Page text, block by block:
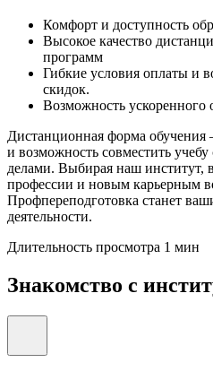
Комфорт и доступность
Высокое качество
программ
Гибкие условия оплаты и
скидок.
Возможность ускоренного
Дистанционная форма обучения
и возможность совместить
делами. Выбирая наш институт,
профессии и новым карьерным
Профпереподготовка станет
деятельности.
Длительность просмотра 1 мин
Знакомство с